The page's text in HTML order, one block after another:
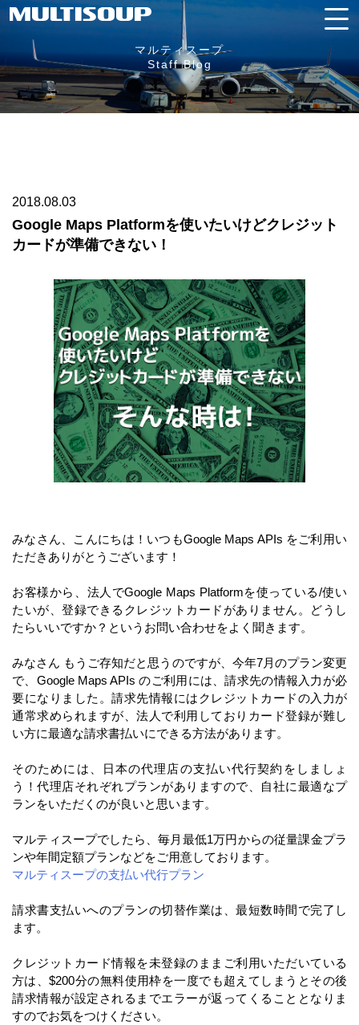
マルティスープ
Staff Blog
2018.08.03
Google Maps Platformを使いたいけどクレジット
カードが準備できない！
みなさん、こんにちは！いつもGoogle Maps APIs をご利用い
ただきありがとうございます！
お客様から、法人でGoogle Maps Platformを使っている/使い
たいが、登録できるクレジットカードがありません。どうし
たらいいですか？というお問い合わせをよく聞きます。
みなさん もうご存知だと思うのですが、今年7月のプラン変更
で、Google Maps APIs のご利用には、請求先の情報入力が必
要になりました。請求先情報にはクレジットカードの入力が
通常求められますが、法人で利用しておりカード登録が難し
い方に最適な請求書払いにできる方法があります。
そのためには、日本の代理店の支払い代行契約をしましょ
う！代理店それぞれプランがありますので、自社に最適なプ
ランをいただくのが良いと思います。
マルティスープでしたら、毎月最低1万円からの従量課金プラ
ンや年間定額プランなどをご用意しております。
マルティスープの支払い代行プラン
請求書支払いへのプランの切替作業は、最短数時間で完了し
ます。
クレジットカード情報を未登録のままご利用いただいている
方は、$200分の無料使用枠を一度でも超えてしまうとその後
請求情報が設定されるまでエラーが返ってくることとなりま
すのでお気をつけください。